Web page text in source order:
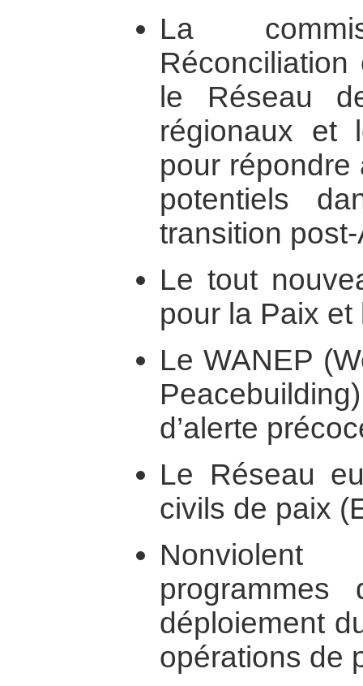
La
le Réseau
régionaux et
pour
potentiels
transition
Le tout
pour la Paix
Le WANEP
d’alerte
Le Réseau
civils de paix
déploiement
opérations de